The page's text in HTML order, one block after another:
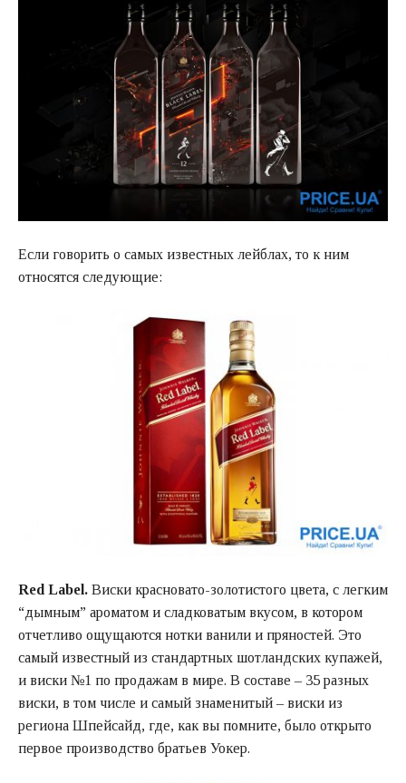
Если говорить о самых известных лейблах, то к ним
относятся следующие:
Red Label. Виски красновато-золотистого цвета, с легким
“дымным” ароматом и сладковатым вкусом, в котором
отчетливо ощущаются нотки ванили и пряностей. Это
самый известный из стандартных шотландских купажей,
и виски №1 по продажам в мире. В составе – 35 разных
виски, в том числе и самый знаменитый – виски из
региона Шпейсайд, где, как вы помните, было открыто
первое производство братьев Уокер.